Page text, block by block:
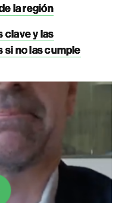
la región
clave y las
si no las cumple